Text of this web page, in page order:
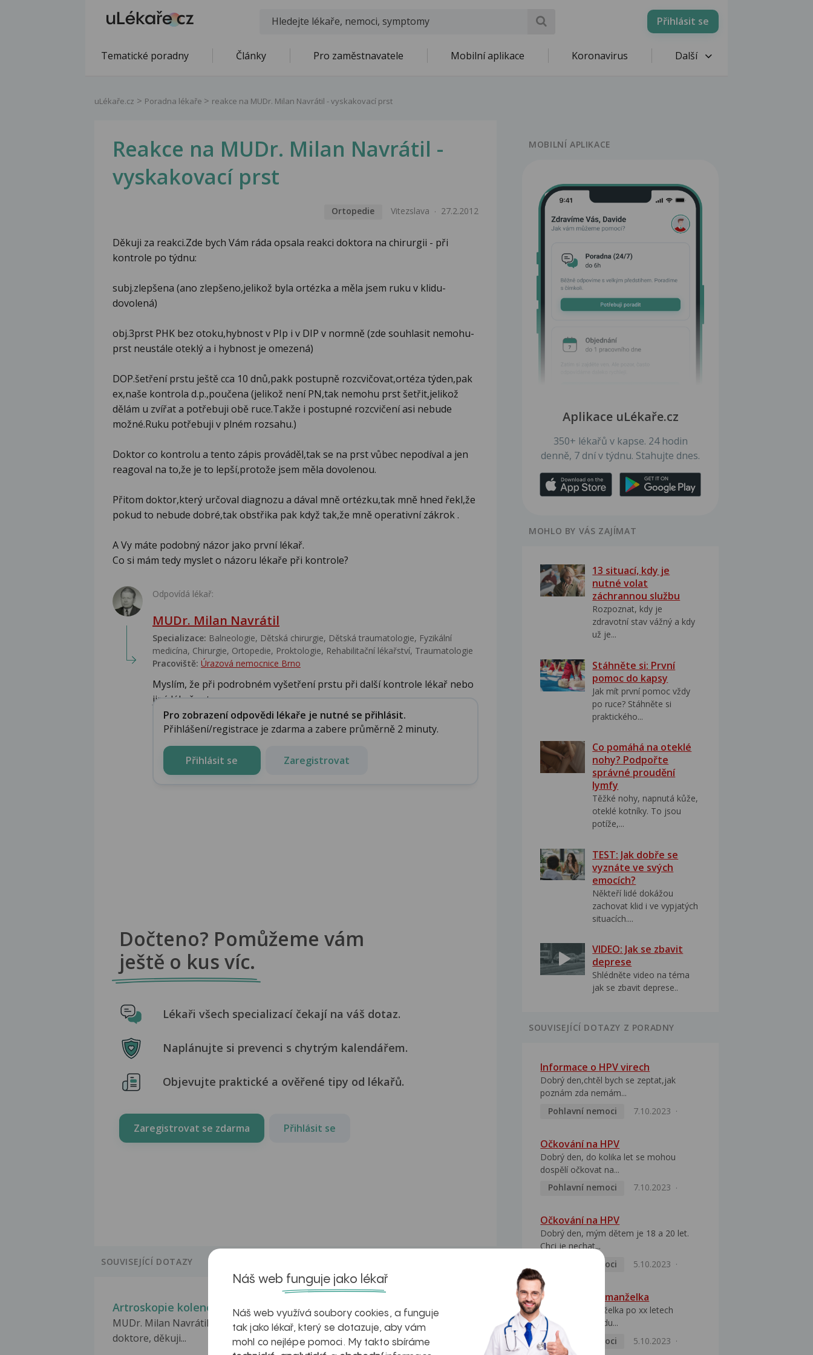
Přihlásit se
Tematické poradny Články Pro zaměstnavatele Mobilní aplikace Koronavirus Další
uLékaře.cz Poradna lékaře reakce na MUDr. Milan Navrátil - vyskakovací prst
Reakce na MUDr. Milan Navrátil -
vyskakovací prst
Ortopedie Vitezslava 27.2.2012
Děkuji za reakci.Zde bych Vám ráda opsala reakci doktora na chirurgii - při
kontrole po týdnu:
subj.zlepšena (ano zlepšeno,jelikož byla ortézka a měla jsem ruku v klidu-
dovolená)
obj.3prst PHK bez otoku,hybnost v PIp i v DIP v normně (zde souhlasit nemohu-
prst neustále oteklý a i hybnost je omezená)
DOP.šetření prstu ještě cca 10 dnů,pakk postupně rozcvičovat,ortéza týden,pak
ex,naše kontrola d.p.,poučena (jelikož není PN,tak nemohu prst šetřit,jelikož
dělám u zvířat a potřebuji obě ruce.Takže i postupné rozcvičení asi nebude
možné.Ruku potřebuji v plném rozsahu.)
Doktor co kontrolu a tento zápis prováděl,tak se na prst vůbec nepodíval a jen
reagoval na to,že je to lepší,protože jsem měla dovolenou.
Přitom doktor,který určoval diagnozu a dával mně ortézku,tak mně hned řekl,že
pokud to nebude dobré,tak obstřika pak když tak,že mně operativní zákrok .
A Vy máte podobný názor jako první lékař.
Co si mám tedy myslet o názoru lékaře při kontrole?
Odpovídá lékař:
MUDr. Milan Navrátil
Specializace: Balneologie, Dětská chirurgie, Dětská traumatologie, Fyzikální
medicína, Chirurgie, Ortopedie, Proktologie, Rehabilitační lékařství‎, Traumatologie
Pracoviště: Úrazová nemocnice Brno
Myslím, že při podrobném vyšetření prstu při další kontrole lékař nebo
jiný lékař ort...
Pro zobrazení odpovědi lékaře je nutné se přihlásit.
Přihlášení/registrace je zdarma a zabere průměrně 2 minuty.
Přihlásit se Zaregistrovat
Dočteno? Pomůžeme vám
ještě o kus víc.
Lékaři všech specializací čekají na váš dotaz.
Naplánujte si prevenci s chytrým kalendářem.
Objevujte praktické a ověřené tipy od lékařů.
Zaregistrovat se zdarma Přihlásit se
SOUVISEJÍCÍ DOTAZY
Artroskopie kolene
MUDr. Milan Navrátil: Moc Vám, pane
doktore, děkuji...
Ordinační hodiny MUDr.
Filipovské Olgy, kožní
ambulance
Prosím, ordinační hodiny MUDr.
MOBILNÍ APLIKACE
Aplikace uLékaře.cz
350+ lékařů v kapse. 24 hodin
denně, 7 dní v týdnu. Stahujte dnes.
MOHLO BY VÁS ZAJÍMAT
13 situací, kdy je
nutné volat
záchrannou službu
Rozpoznat, kdy je
zdravotní stav vážný a kdy
už je...
Stáhněte si: První
pomoc do kapsy
Jak mít první pomoc vždy
po ruce? Stáhněte si
praktického...
Co pomáhá na oteklé
nohy? Podpořte
správné proudění
lymfy
Těžké nohy, napnutá kůže,
oteklé kotníky. To jsou
potíže,...
TEST: Jak dobře se
vyznáte ve svých
emocích?
Někteří lidé dokážou
zachovat klid i ve vypjatých
situacích....
VIDEO: Jak se zbavit
deprese
Shlédněte video na téma
jak se zbavit deprese..
SOUVISEJÍCÍ DOTAZY Z PORADNY
Informace o HPV virech
Dobrý den,chtěl bych se zeptat,jak
poznám zda nemám...
Pohlavní nemoci
7.10.2023
Očkování na HPV
Dobrý den, do kolika let se mohou
dospělí očkovat na...
Pohlavní nemoci
7.10.2023
Očkování na HPV
Dobrý den, mým dětem je 18 a 20 let.
Chci je nechat...
Pohlavní nemoci
5.10.2023
HPV pozitivní manželka
Dobrý den, manželka po xx letech
přivezla z Východu...
Pohlavní nemoci
5.10.2023
Náš web funguje jako lékař
Náš web využívá soubory cookies, a funguje
tak jako lékař, který se dotazuje, aby vám
mohl co nejlépe pomoci. My takto sbíráme